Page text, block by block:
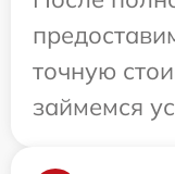
точную
займемся